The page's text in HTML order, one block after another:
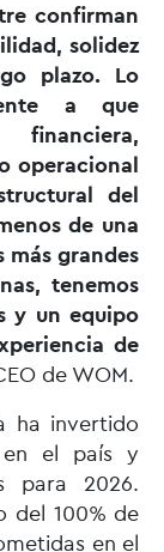
confirman
solidez
plazo. Lo
a que
operacional
del
de una
más grandes
tenemos
y un equipo
de
de WOM.
ha invertido
en el país y
para 2026.
del 100% de
en el